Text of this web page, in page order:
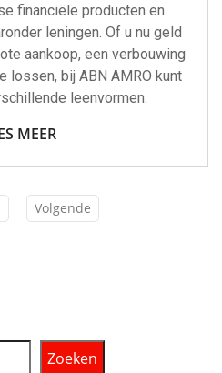
financiële producten en
leningen. Of u nu geld
aankoop, een verbouwing
lossen, bij ABN AMRO kunt
leenvormen.
MEER
Volgende
Zoeken